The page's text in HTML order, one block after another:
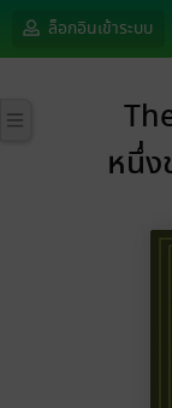
ล็อกอินเข้าระบบ
หนึ่ง